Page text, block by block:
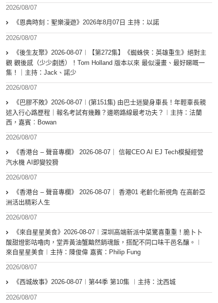
2026/08/07
《恩典時刻：聖樂漫遊》2026年8月07日 主持：以諾
2026/08/07
《後生友聚》2026-08-07︱【第272集】《蜘蛛俠：英雄重生》絕對主
觀 觀後感（少少劇透）！Tom Holland 版本以來 最似漫畫、最好睇嘅一
集！｜主持：Jack、諾少
2026/08/07
《巴膠不敗》2026-08-07︱(第151集) 由巴士迷變身車長！年輕車長親
述入行心路歷程｜報名考試有幾難？邊啲路線最考功夫？︱主持：法蘭
西，嘉賓︰Bowan
2026/08/07
《香港台 – 聲音專欄》 2026-08-07｜ 信報CEO AI EJ Tech模擬經營
汽水機 AI即變狡猾
2026/08/07
《香港台 – 聲音專欄》 2026-08-07｜ 香港01 老齡化新視角 在高齡亞
洲活出精彩人生
2026/08/07
《來自星星美食》2026-08-07︱深圳高端新派中菜驚喜重重！脆卜卜
酸甜燈影咕嚕肉，堂弄黃油蟹黯然銷魂飯，搭配不同口味干邑名釀。︱
來自星星美食︱主持：陳俊偉 嘉賓：Philip Fung
2026/08/07
《西城故事》2026-08-07︱第44季 第10集 ︱主持：沈西城
2026/08/07